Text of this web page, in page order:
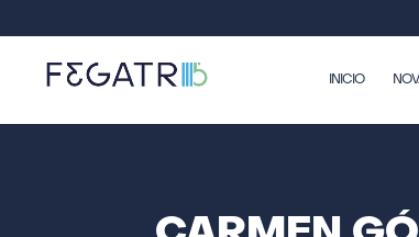
INICIO